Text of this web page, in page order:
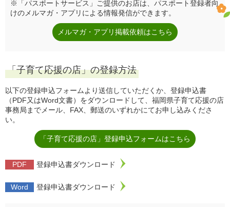
※「パスポートサービス」ご提供のお店は、パスポート登録者向
けのメルマガ・アプリによる情報発信ができます。
メルマガ・アプリ掲載依頼はこちら
「子育て応援の店」の登録方法
以下の登録申込フォームより送信していただくか、登録申込書
（PDF又はWord文書）をダウンロードして、福岡県子育て応援の店
事務局までメール、FAX、郵送のいずれかにてお申し込みくださ
い。
「子育て応援の店」登録申込フォームはこちら
登録申込書ダウンロード
登録申込書ダウンロード